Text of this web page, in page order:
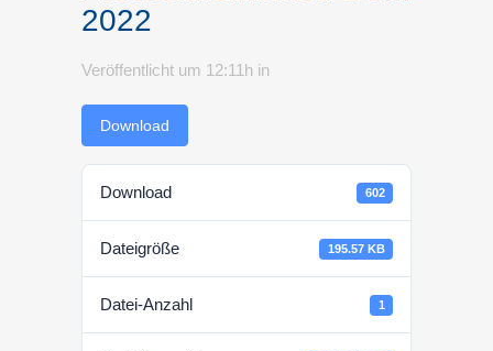
2022
Veröffentlicht um 12:11h in
Download
Download 602
Dateigröße 195.57 KB
Datei-Anzahl 1